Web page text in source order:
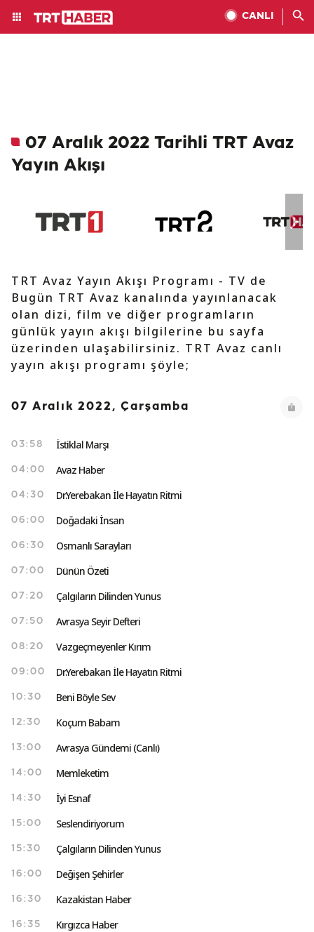
CANLI
07 Aralık 2022 Tarihli TRT Avaz
Yayın Akışı
TRT Avaz Yayın Akışı Programı - TV de
Bugün TRT Avaz kanalında yayınlanacak
olan dizi, film ve diğer programların
günlük yayın akışı bilgilerine bu sayfa
üzerinden ulaşabilirsiniz. TRT Avaz canlı
yayın akışı programı şöyle;
07 Aralık 2022, Çarşamba
03:58 İstiklal Marşı
04:00 Avaz Haber
04:30 Dr.Yerebakan İle Hayatın Ritmi
06:00 Doğadaki İnsan
06:30 Osmanlı Sarayları
07:00 Dünün Özeti
07:20 Çalgıların Dilinden Yunus
07:50 Avrasya Seyir Defteri
08:20 Vazgeçmeyenler Kırım
09:00 Dr.Yerebakan İle Hayatın Ritmi
10:30 Beni Böyle Sev
12:30 Koçum Babam
13:00 Avrasya Gündemi (Canlı)
14:00 Memleketim
14:30 İyi Esnaf
15:00 Seslendiriyorum
15:30 Çalgıların Dilinden Yunus
16:00 Değişen Şehirler
16:30 Kazakistan Haber
16:35 Kırgızca Haber